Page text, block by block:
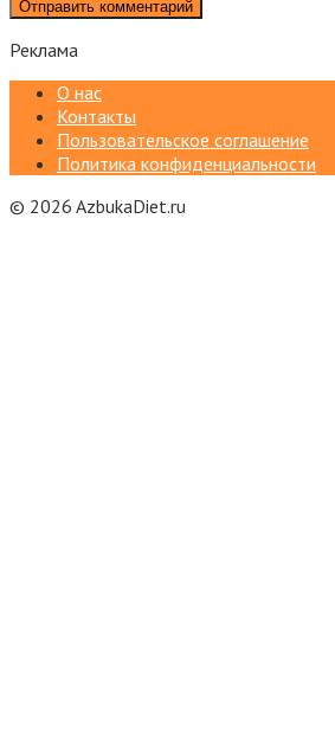
Реклама
О нас
Контакты
Пользовательское соглашение
Политика конфиденциальности
© 2026 AzbukaDiet.ru